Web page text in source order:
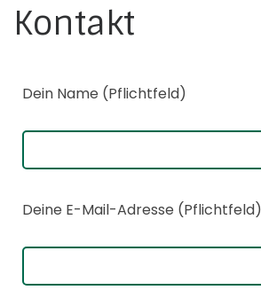
Kontakt
Dein Name (Pflichtfeld)
Deine E-Mail-Adresse (Pflichtfeld)